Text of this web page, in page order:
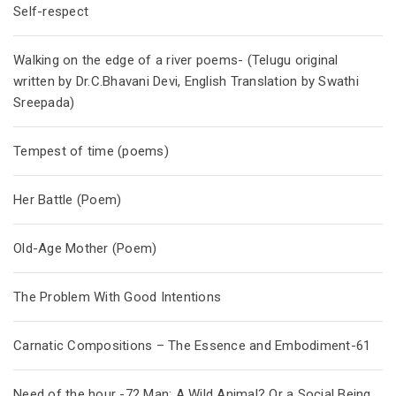
Self-respect
Walking on the edge of a river poems- (Telugu original
written by Dr.C.Bhavani Devi, English Translation by Swathi
Sreepada)
Tempest of time (poems)
Her Battle (Poem)
Old-Age Mother (Poem)
The Problem With Good Intentions
Carnatic Compositions – The Essence and Embodiment-61